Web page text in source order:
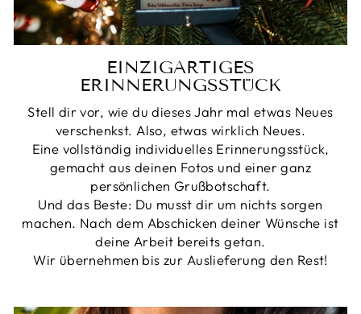
EINZIGARTIGES
ERINNERUNGSSTÜCK
Stell dir vor, wie du dieses Jahr mal etwas Neues
verschenkst. Also, etwas wirklich Neues.
Eine vollständig individuelles Erinnerungsstück,
gemacht aus deinen Fotos und einer ganz
persönlichen Grußbotschaft.
Und das Beste: Du musst dir um nichts sorgen
machen. Nach dem Abschicken deiner Wünsche ist
deine Arbeit bereits getan.
Wir übernehmen bis zur Auslieferung den Rest!